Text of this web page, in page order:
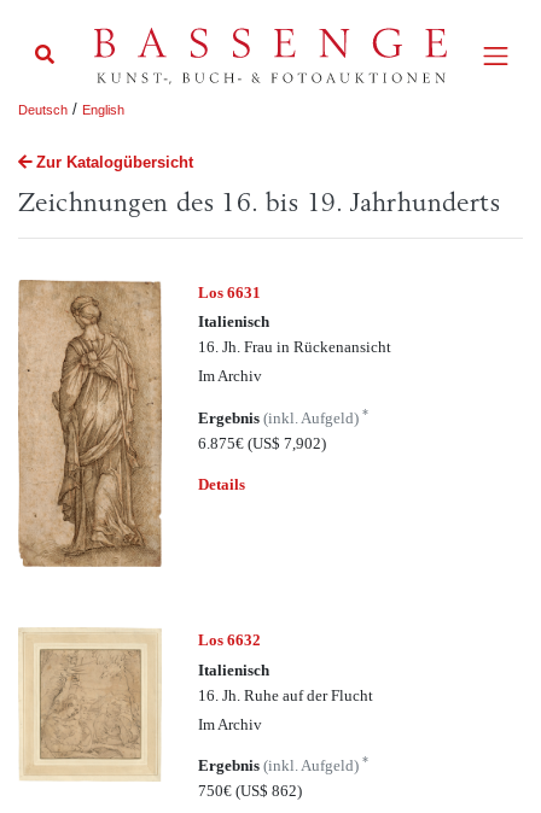
Deutsch / English
Zur Katalogübersicht
Zeichnungen des 16. bis 19. Jahrhunderts
Los 6631
Italienisch
16. Jh. Frau in Rückenansicht
Im Archiv
Ergebnis(inkl. Aufgeld)*
6.875€(US$ 7,902)
Details
Los 6632
Italienisch
16. Jh. Ruhe auf der Flucht
Im Archiv
Ergebnis(inkl. Aufgeld)*
750€(US$ 862)